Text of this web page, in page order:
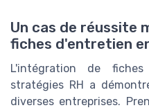
Un cas de réussite
fiches d'entretien
L'intégration de
stratégies RH a
diverses entreprises.